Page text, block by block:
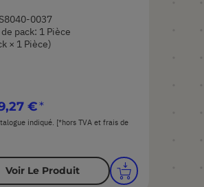
0037
pack: 1 Pièce
× 1 Pièce)
€
indiqué. [*hors TVA et frais de
Voir Le Produit